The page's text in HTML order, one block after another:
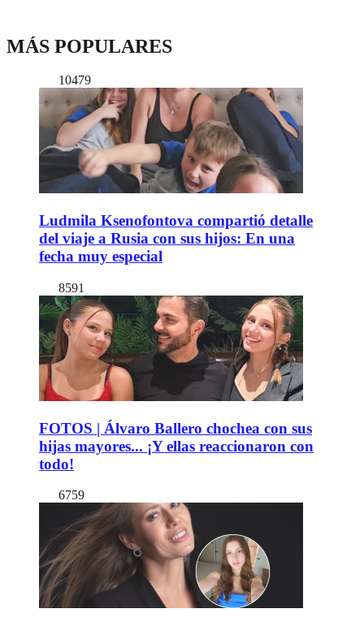
MÁS POPULARES
10479
Ludmila Ksenofontova compartió detalle
del viaje a Rusia con sus hijos: En una
fecha muy especial
8591
FOTOS | Álvaro Ballero chochea con sus
hijas mayores... ¡Y ellas reaccionaron con
todo!
6759